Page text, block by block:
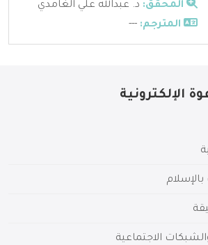
المحقق: د. عبدالله علي الغامدي
المترجم: ---
الإلكترونية
الاجتماعية